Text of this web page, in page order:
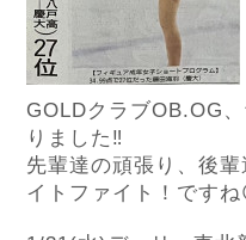
GOLDクラブOB.OG
りました‼︎
先輩達の頑張り、後
イトファイト！です